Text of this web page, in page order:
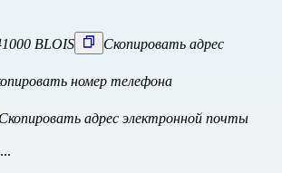
BLOIS Скопировать адрес
номер телефона
Скопировать адрес электронной почты